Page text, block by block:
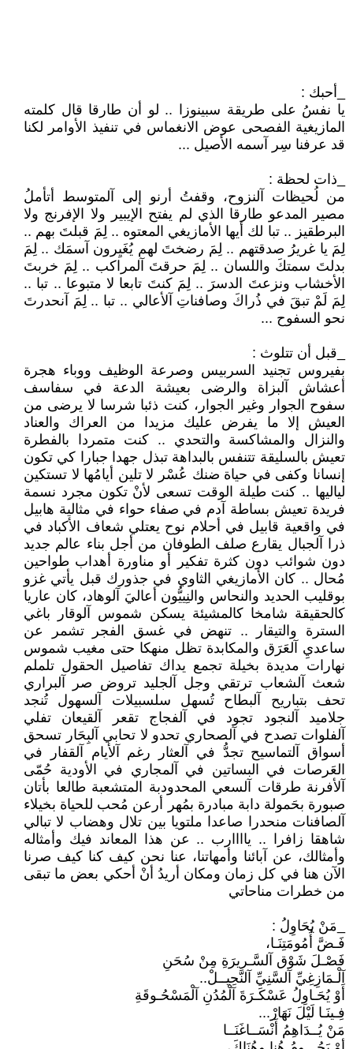
_أحبك :
يا نفسُ على طريقة سبينوزا .. لو أن طارقا قال كلمته
المازيغية الفصحى عوض الانغماس في تنفيذ الأوامر لكنا
قد عرفنا سِر آسمه الأصيل ...
_ذات لحظة :
من لُحيظات آلنزوح، وقفتُ أرنو إلى آلمتوسط أتأملُ
مصير المدعو طارقا الذي لم يفتح الإيبير ولا الإفرنج ولا
البرطقيز .. تبا لك أيها الأمازيغي المعتوه .. لِمَ قبلتَ بهم ..
لِمَ يا غريرُ صدقتهم .. لِمَ رضختَ لهم يُغَيِرون آسمَك .. لِمَ
بدلتَ سمتكَ واللسان .. لِمَ حرقتَ آلمراكب .. لِمَ خربتَ
الأخشاب ونزعتَ الدسرَ .. لِمَ كنتَ تابعا لا متبوعا .. تبا ..
لِمَ لَمْ تبقَ في ذُراكَ وصافناتِ آلأعالي .. تبا .. لِمَ آنحدرتَ
نحو السفوح ...
_قبل أن تتلوث :
بفيروس تجنيد السربيس وصرعة الوظيف ووباء هجرة
أعشاش آلبزاة والرضى بعيشة الدعة في سفاسف
سفوح الجوار وغير الجوار، كنت ذئبا شرسا لا يرضى من
العيش إلا ما يفرض عليك مزيدا من العراك والعناد
والنزال والمشاكسة والتحدي .. كنت متمردا بالفطرة
تعيش بالسليقة تتنفس بالبداهة تبذل جهدا جبارا كي تكون
إنسانا وكفى في حياة ضنك عُسْر لا تلين أيامُها لا تستكين
لياليها .. كنت طيلة الوقت تسعى لأنْ تكون مجرد نسمة
فريدة تعيش بساطة آدم في صفاء حواء في مثالية هابيل
في واقعية قابيل في أحلام نوح يعتلي شعاف الأكباد في
ذرا آلجبال يقارع صلف الطوفان من أجل بناء عالم جديد
دون شوائب دون كثرة تفكير أو مناورة أهداب طواحين
مُحال .. كان الأمازيغي الثاوي في جذورك قبل يأتي غزو
بوقليب الحديد والنحاس والنِييُّون أعاليَ آلوهاد، كان عاريا
كالحقيقة شامخا كالمشيئة يسكن شموس آلوقار باغي
السترة والتيقار .. تنهض في غسق الفجر تشمر عن
ساعديِ آلعَرَق والمكابدة تظل منهكا حتى مغيب شموس
نهارات مديدة بخيلة تجمع يداك تفاصيل الحقول تلملم
شعث آلشعاب ترتقي وجل آلجليد تروض صر آلبراري
تحف بتباريح آلبطاح تُسهل سلسبيلات آلسهول تُنجد
جلاميد آلنجود تجود في آلفجاج تقعر آلقيعان تفلي
آلفلوات تصدح في آلصحاري تحدو لا تحابي آلبِحَار تسحق
أسواق آلتماسيح تجدُّ في آلعثار رغم آلأيام آلقفار في
العَرصات في البساتين في آلمجاري في الأودية حُمّى
آلأفرنة طرقات آلسعي المحدودبة المتشعبة طالعا بأتان
صبورة بحَمولة دابة مبادرة بمُهر أرعن مُحب للحياة بخيلاء
آلصافنات منحدرا صاعدا ملتويا بين تلال وهضاب لا تبالي
شاهقا زافرا .. ياااارب .. عن هذا المعاند فيك وأمثاله
وأمثالك، عن آبائنا وأمهاتنا، عنا نحن كيف كنا كيف صرنا
الآن هنا في كل زمان ومكان أريدُ أنْ أحكي بعض ما تبقى
من خطرات مناحاتي
_مَنْ يُحَاوِلُ :
فَـضَّ أُمُومَتِنَـا،
فَصْـلَ شَوْق آلسَّـريرَةِ مِنْ سُحَنِ
آلْـمَازِغِيِّ آلسَّنِيِّ آلنَّحِيــلْ..
أَوْ يُحَـاوِلُ عَسْكَـرَةَ آلْمُدُنِ آلْمَسْحُـوقَةِ
فِـينَـا لَيْلَ نَهَارْ...
مَنْ يُــدَاهِمُ أَنْسَــاغَنَــا